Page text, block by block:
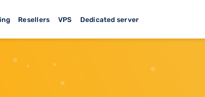
Resellers VPS Dedicated server